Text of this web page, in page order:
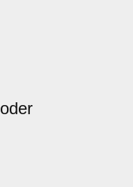
oder